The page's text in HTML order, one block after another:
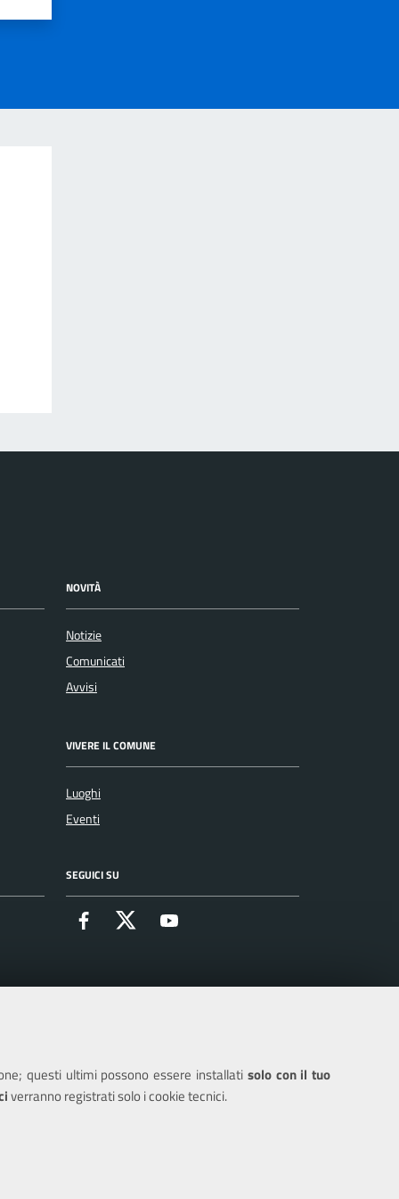
questi ultimi possono essere installati solo con il tuo
verranno registrati solo i cookie tecnici.
NOVITÀ
Notizie
Comunicati
Avvisi
VIVERE IL COMUNE
Luoghi
Eventi
SEGUICI SU
Facebook